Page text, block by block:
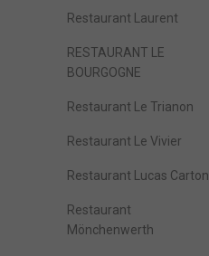
Restaurant Laurent
RESTAURANT LE
BOURGOGNE
Restaurant Le Trianon
Restaurant Le Vivier
Restaurant Lucas Carton
Restaurant
Mönchenwerth